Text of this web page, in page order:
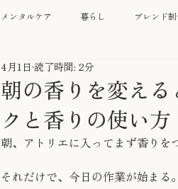
メンタルケア 暮らし ブレンド
朝の香りを変え
クと香りの使い
4月1日 読了時間: 2分
朝、アトリエに入ってまず香りを
それだけで、今日の作業が始まる。